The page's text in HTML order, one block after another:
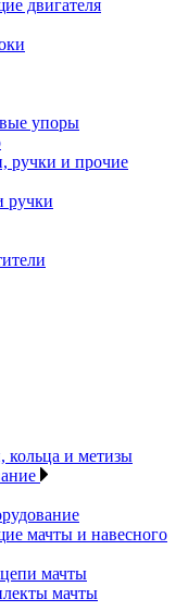
двигателя
упоры
ручки и прочие
ручки
кольца и метизы
мачты и навесного
мачты
мачты